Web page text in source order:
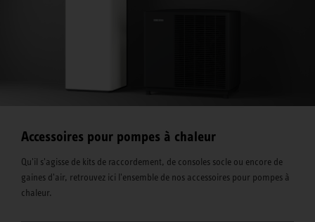
Accessoires pour pompes à chaleur
Qu'il s'agisse de kits de raccordement, de consoles socle ou encore de
gaines d'air, retrouvez ici l'ensemble de nos accessoires pour pompes à
chaleur.